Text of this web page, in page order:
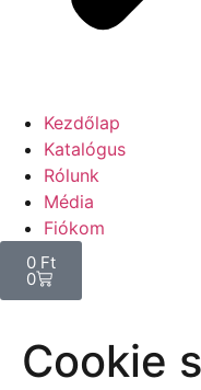
Kezdőlap
Katalógus
Rólunk
Média
Fiókom
0 Ft
0
Cookie